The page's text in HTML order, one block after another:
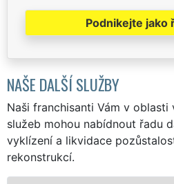
Podnikejte jako
NAŠE DALŠÍ SLUŽBY
Naši franchisanti Vám v
služeb mohou nabídnout řadu
vyklízení a likvidace
rekonstrukcí.